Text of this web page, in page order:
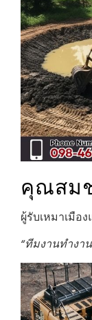
คุณสม
ผู้รับเหมาเมือ
“ทีมงานทำงา